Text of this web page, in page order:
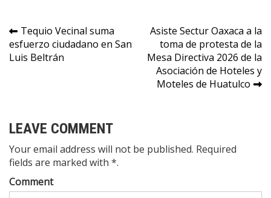
Navegación
de
Tequio Vecinal suma
esfuerzo ciudadano en San
Luis Beltrán
Asiste Sectur Oaxaca a la
toma de protesta de la
Mesa Directiva 2026 de la
Asociación de Hoteles y
Moteles de Huatulco
LEAVE COMMENT
Your email address will not be published. Required
fields are marked with *.
Comment